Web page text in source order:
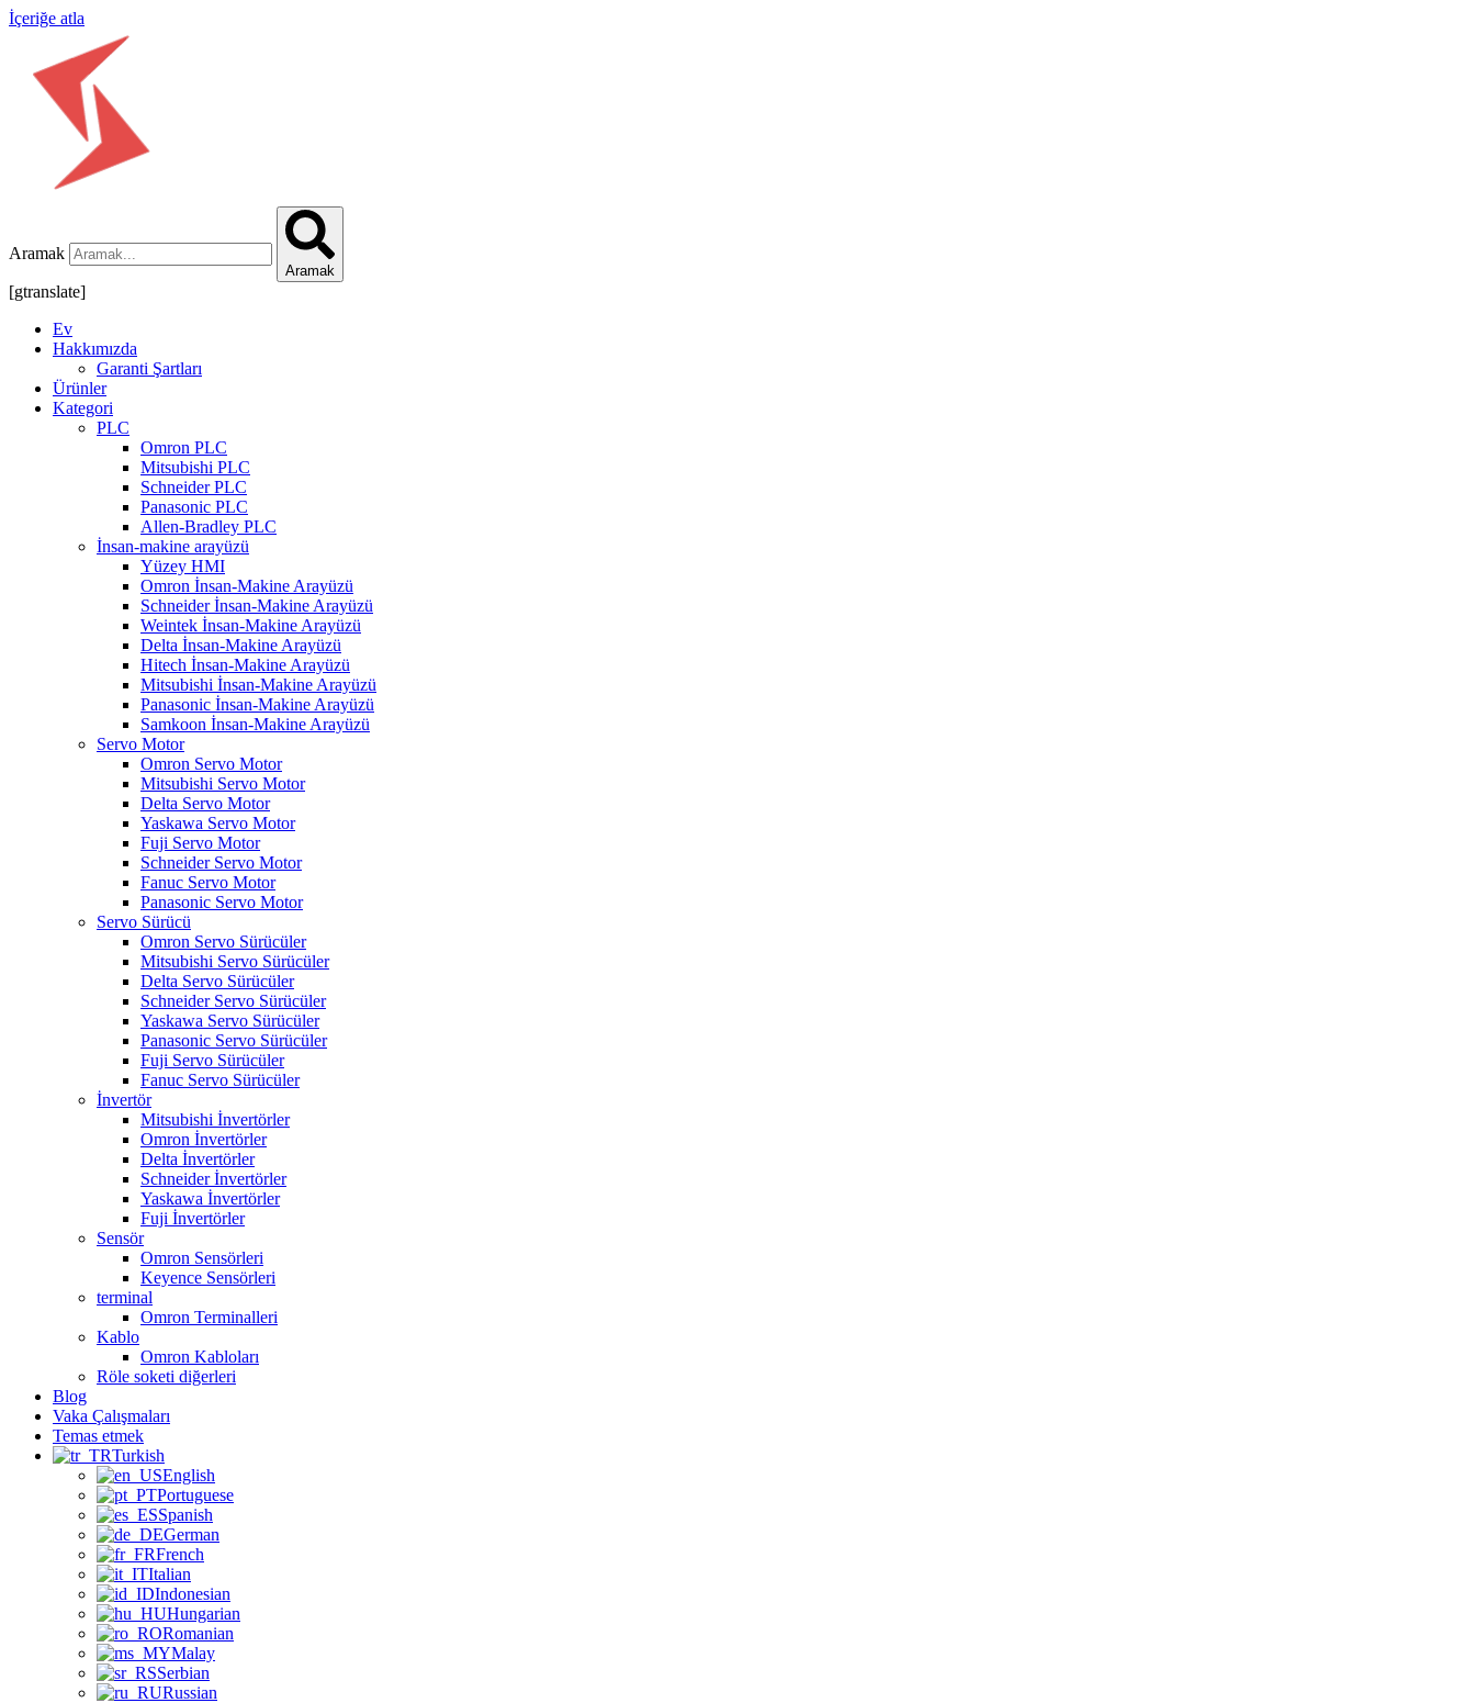
İçeriğe atla
Aramak
Aramak
[gtranslate]
Ev
Hakkımızda
Garanti Şartları
Ürünler
Kategori
PLC
Omron PLC
Mitsubishi PLC
Schneider PLC
Panasonic PLC
Allen-Bradley PLC
İnsan-makine arayüzü
Yüzey HMI
Omron İnsan-Makine Arayüzü
Schneider İnsan-Makine Arayüzü
Weintek İnsan-Makine Arayüzü
Delta İnsan-Makine Arayüzü
Hitech İnsan-Makine Arayüzü
Mitsubishi İnsan-Makine Arayüzü
Panasonic İnsan-Makine Arayüzü
Samkoon İnsan-Makine Arayüzü
Servo Motor
Omron Servo Motor
Mitsubishi Servo Motor
Delta Servo Motor
Yaskawa Servo Motor
Fuji Servo Motor
Schneider Servo Motor
Fanuc Servo Motor
Panasonic Servo Motor
Servo Sürücü
Omron Servo Sürücüler
Mitsubishi Servo Sürücüler
Delta Servo Sürücüler
Schneider Servo Sürücüler
Yaskawa Servo Sürücüler
Panasonic Servo Sürücüler
Fuji Servo Sürücüler
Fanuc Servo Sürücüler
İnvertör
Mitsubishi İnvertörler
Omron İnvertörler
Delta İnvertörler
Schneider İnvertörler
Yaskawa İnvertörler
Fuji İnvertörler
Sensör
Omron Sensörleri
Keyence Sensörleri
terminal
Omron Terminalleri
Kablo
Omron Kabloları
Röle soketi diğerleri
Blog
Vaka Çalışmaları
Temas etmek
Turkish
English
Portuguese
Spanish
German
French
Italian
Indonesian
Hungarian
Romanian
Malay
Serbian
Russian